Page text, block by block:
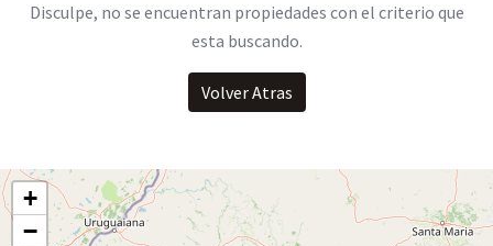
Disculpe, no se encuentran propiedades con el criterio que
esta buscando.
Volver Atras
+
−